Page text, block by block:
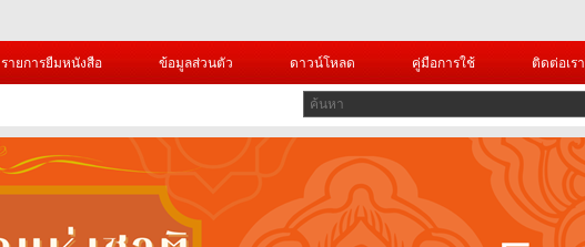
รายการยืมหนังสือ ข้อมูลส่วนตัว ดาวน์โหลด คู่มือการใช้ ติดต่อเรา